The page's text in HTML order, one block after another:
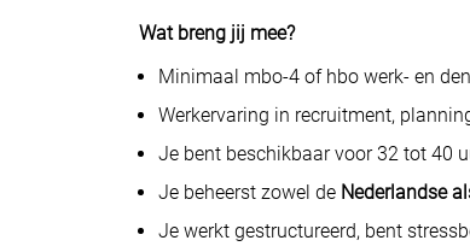
Wat breng jij mee?
Minimaal mbo-4 of hbo werk- en
Werkervaring in recruitment,
Je bent beschikbaar voor 32 tot 40
Je beheerst zowel de Nederlandse
Je werkt gestructureerd, bent